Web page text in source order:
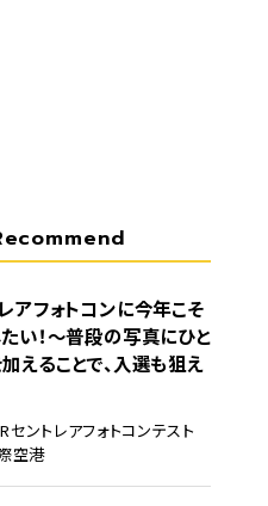
アフォトコンに今年こそ
い！～普段の写真にひと
えることで、入選も狙え
セントレアフォトコンテスト
空港